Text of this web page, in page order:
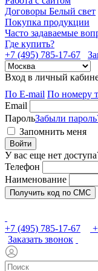
Договоры Белый свет
Покупка продукции
Часто задаваемые
Где купить?
+7 (495) 785-17-67
Вход в личный
По E-mail По номеру
Email
ПарольЗабыли
Запомнить меня
Войти
У вас еще нет
Телефон
Наименование
Получить код по СМС
+7 (495) 785-17-67
Заказать звонок